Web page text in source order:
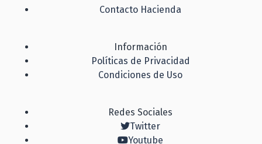
Contacto Hacienda
Información
Políticas de Privacidad
Condiciones de Uso
Redes Sociales
Twitter
Youtube